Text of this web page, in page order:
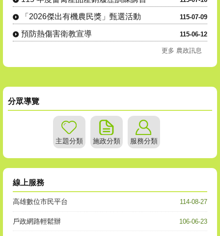
115-07-09
「2026傑出有機農民獎」甄選活動
115-06-12
預防熱傷害衛教宣導
更多 農政訊息
分眾導覽
主題分類 施政分類 服務分類
線上服務
114-08-27
高雄數位市民平台
106-06-23
戶政網路輕鬆辦